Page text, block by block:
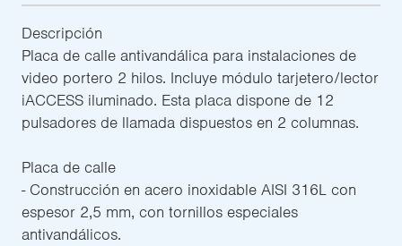
Descripción
Placa de calle antivandálica para instalaciones de
video portero 2 hilos. Incluye módulo tarjetero/lector
iACCESS iluminado. Esta placa dispone de 12
pulsadores de llamada dispuestos en 2 columnas.
Placa de calle
- Construcción en acero inoxidable AISI 316L con
espesor 2,5 mm, con tornillos especiales
antivandálicos.